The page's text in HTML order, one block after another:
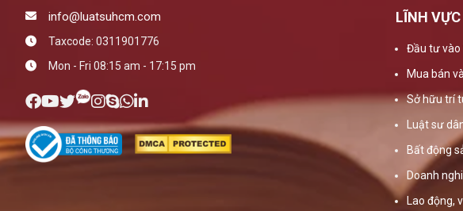
info@luatsuhcm.com
Taxcode: 0311901776
Mon - Fri 08:15 am - 17:15 pm
LĨNH
Đầu tư vào
Mua bán
Sở hữu trí
Luật sư
Bất động
Doanh
Lao động,